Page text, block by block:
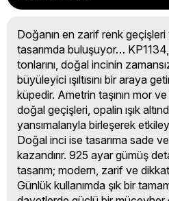
Doğanın en zarif renk geçişleri
tasarımda buluşuyor…
tonlarını, doğal incinin
büyüleyici ışıltısını bir araya
küpedir. Ametrin taşının mor ve
doğal geçişleri, opalin ışık
yansımalarıyla birleşerek
Doğal inci ise tasarıma sade
kazandırır. 925 ayar gümüş
tasarım; modern, zarif ve
Günlük kullanımda şık bir